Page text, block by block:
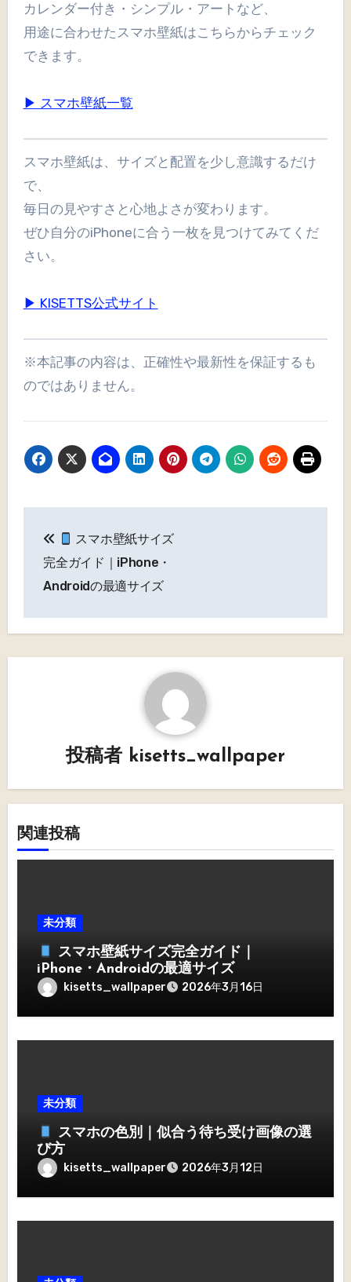
カレンダー付き・シンプル・アートなど、
用途に合わせたスマホ壁紙はこちらからチェック
できます。
▶ スマホ壁紙一覧
スマホ壁紙は、サイズと配置を少し意識するだけ
で、
毎日の見やすさと心地よさが変わります。
ぜひ自分のiPhoneに合う一枚を見つけてみてくだ
さい。
▶ KISETTS公式サイト
※本記事の内容は、正確性や最新性を保証するも
のではありません。
稿
ナ
ビ
ゲ
スマホ壁紙サイズ
完全ガイド｜iPhone・
Androidの最適サイズ
投稿者 kisetts_wallpaper
関連投稿
未分類
スマホ壁紙サイズ完全ガイド｜
iPhone・Androidの最適サイズ
kisetts_wallpaper 2026年3月16日
未分類
スマホの色別｜似合う待ち受け画像の選
び方
kisetts_wallpaper 2026年3月12日